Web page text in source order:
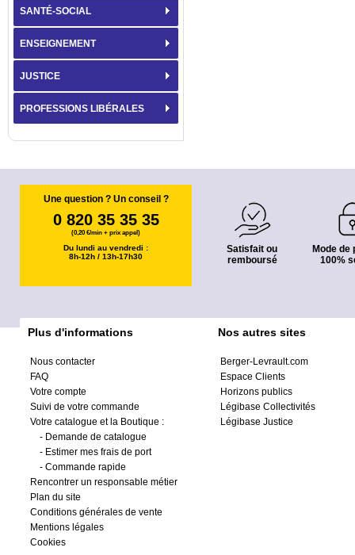
SANTÉ-SOCIAL
ENSEIGNEMENT
JUSTICE
PROFESSIONS LIBÉRALES
Une question ? Un conseil ?
0 820 35 35 35
(0,20 €/min + prix appel)
Du lundi au vendredi :
8h-12h / 13h-17h30
Satisfait ou
remboursé
Mode de
100%
Plus d'informations
Nous contacter
FAQ
Votre compte
Suivi de votre commande
Votre catalogue et la Boutique :
- Demande de catalogue
- Estimer mes frais de port
- Commande rapide
Rencontrer un responsable métier
Plan du site
Conditions générales de vente
Mentions légales
Cookies
Nos autres sites
Berger-Levrault.com
Espace Clients
Horizons publics
Légibase Collectivités
Légibase Justice